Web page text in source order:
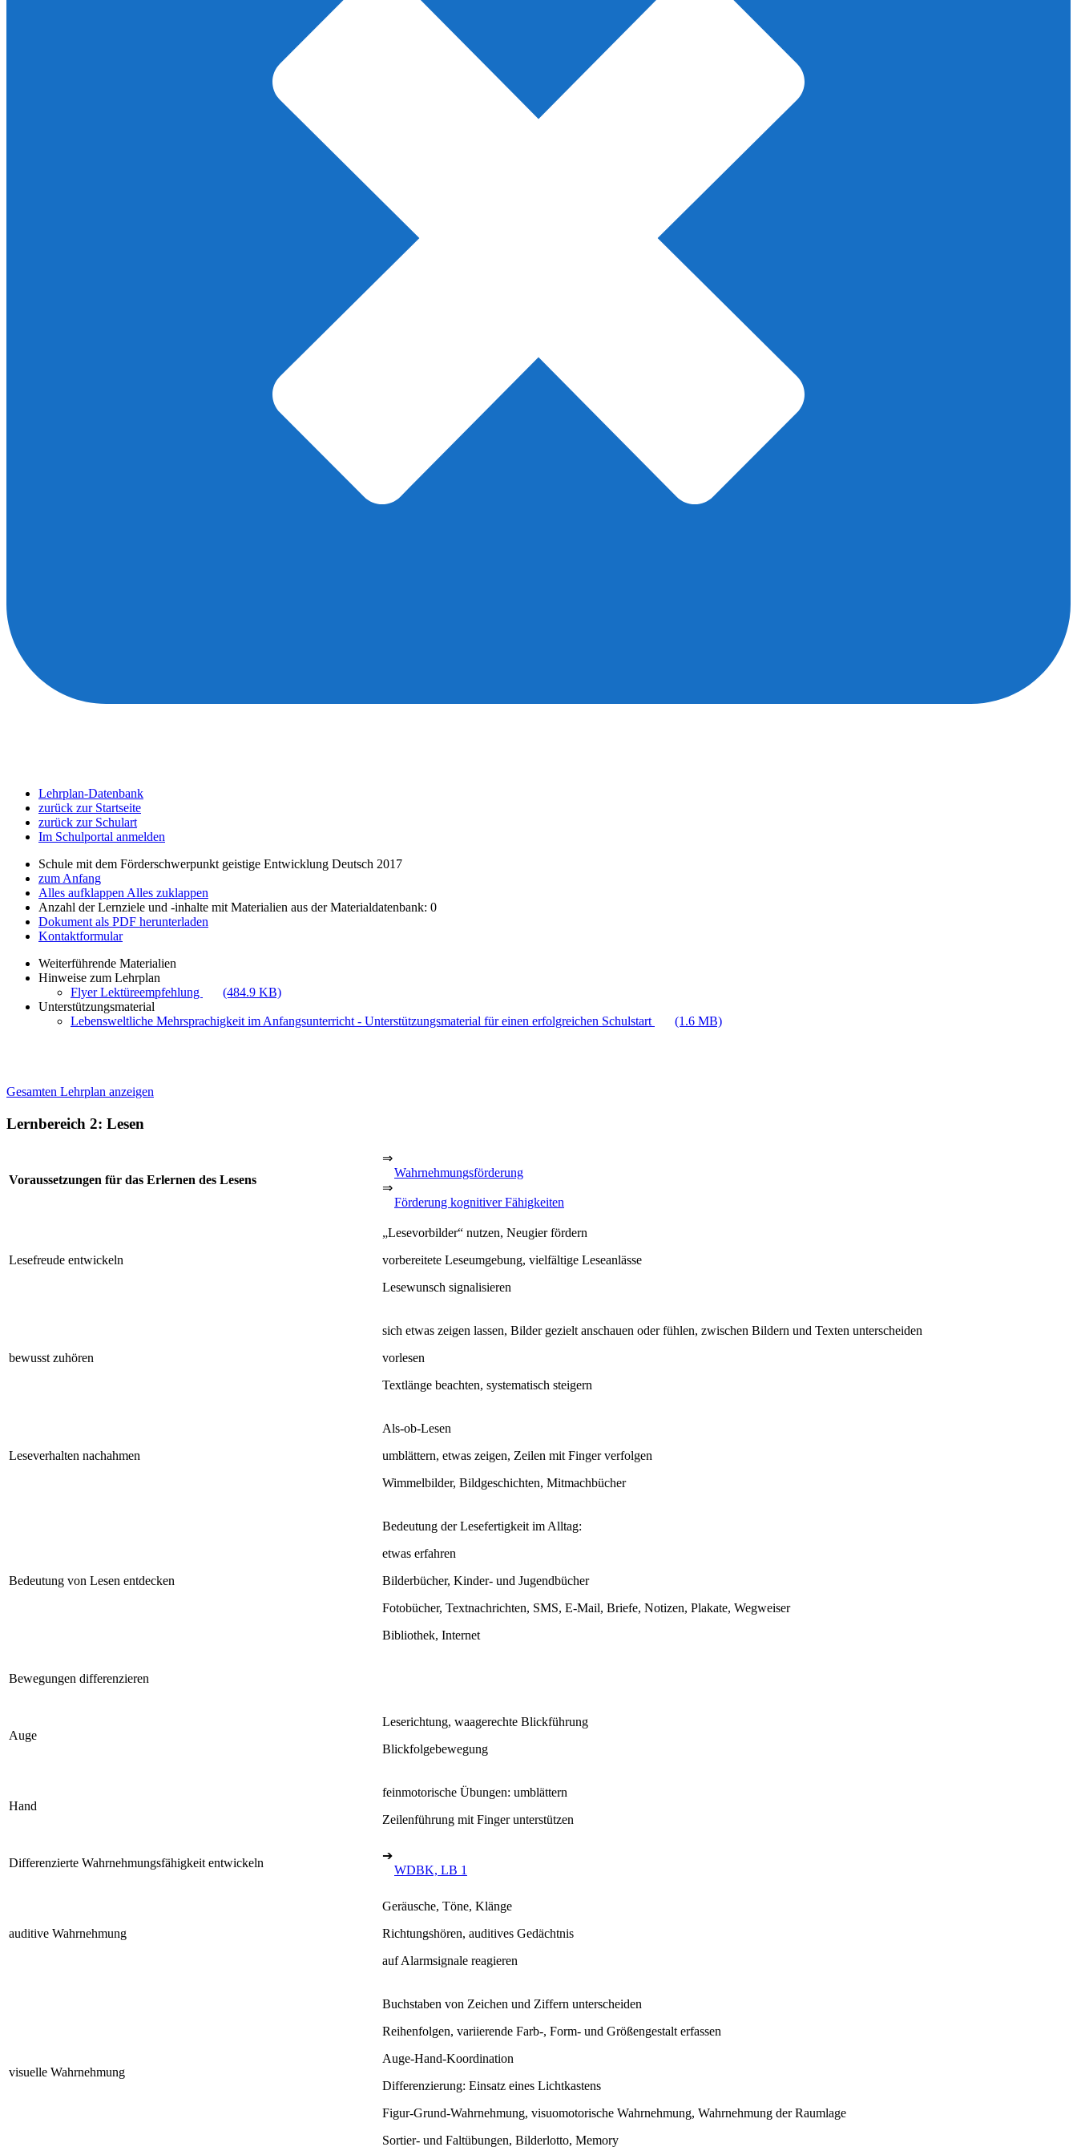
Lehrplan-Datenbank
zurück zur Startseite
zurück zur Schulart
Im Schulportal anmelden
Schule mit dem Förderschwerpunkt geistige Entwicklung Deutsch 2017
zum Anfang
Alles aufklappen Alles zuklappen
Anzahl der Lernziele und -inhalte mit Materialien aus der Materialdatenbank: 0
Dokument als PDF herunterladen
Kontaktformular
Weiterführende Materialien
Hinweise zum Lehrplan
Flyer Lektüreempfehlung
(484.9 KB)
Unterstützungsmaterial
Lebensweltliche Mehrsprachigkeit im Anfangsunterricht - Unterstützungsmaterial für einen erfolgreichen Schulstart
(1.6 MB)
Gesamten Lehrplan anzeigen
Lernbereich 2: Lesen
Voraussetzungen für das Erlernen des Lesens
⇒
Wahrnehmungsförderung
⇒
Förderung kognitiver Fähigkeiten
Lesefreude entwickeln
„Lesevorbilder“ nutzen, Neugier fördern
vorbereitete Leseumgebung, vielfältige Leseanlässe
Lesewunsch signalisieren
bewusst zuhören
sich etwas zeigen lassen, Bilder gezielt anschauen oder fühlen, zwischen Bildern und Texten unterscheiden
vorlesen
Textlänge beachten, systematisch steigern
Leseverhalten nachahmen
Als-ob-Lesen
umblättern, etwas zeigen, Zeilen mit Finger verfolgen
Wimmelbilder, Bildgeschichten, Mitmachbücher
Bedeutung von Lesen entdecken
Bedeutung der Lesefertigkeit im Alltag:
etwas erfahren
Bilderbücher, Kinder- und Jugendbücher
Fotobücher, Textnachrichten, SMS, E-Mail, Briefe, Notizen, Plakate, Wegweiser
Bibliothek, Internet
Bewegungen differenzieren
Auge
Leserichtung, waagerechte Blickführung
Blickfolgebewegung
Hand
feinmotorische Übungen: umblättern
Zeilenführung mit Finger unterstützen
Differenzierte Wahrnehmungsfähigkeit entwickeln
➔
WDBK, LB 1
auditive Wahrnehmung
Geräusche, Töne, Klänge
Richtungshören, auditives Gedächtnis
auf Alarmsignale reagieren
visuelle Wahrnehmung
Buchstaben von Zeichen und Ziffern unterscheiden
Reihenfolgen, variierende Farb-, Form- und Größengestalt erfassen
Auge-Hand-Koordination
Differenzierung: Einsatz eines Lichtkastens
Figur-Grund-Wahrnehmung, visuomotorische Wahrnehmung, Wahrnehmung der Raumlage
Sortier- und Faltübungen, Bilderlotto, Memory